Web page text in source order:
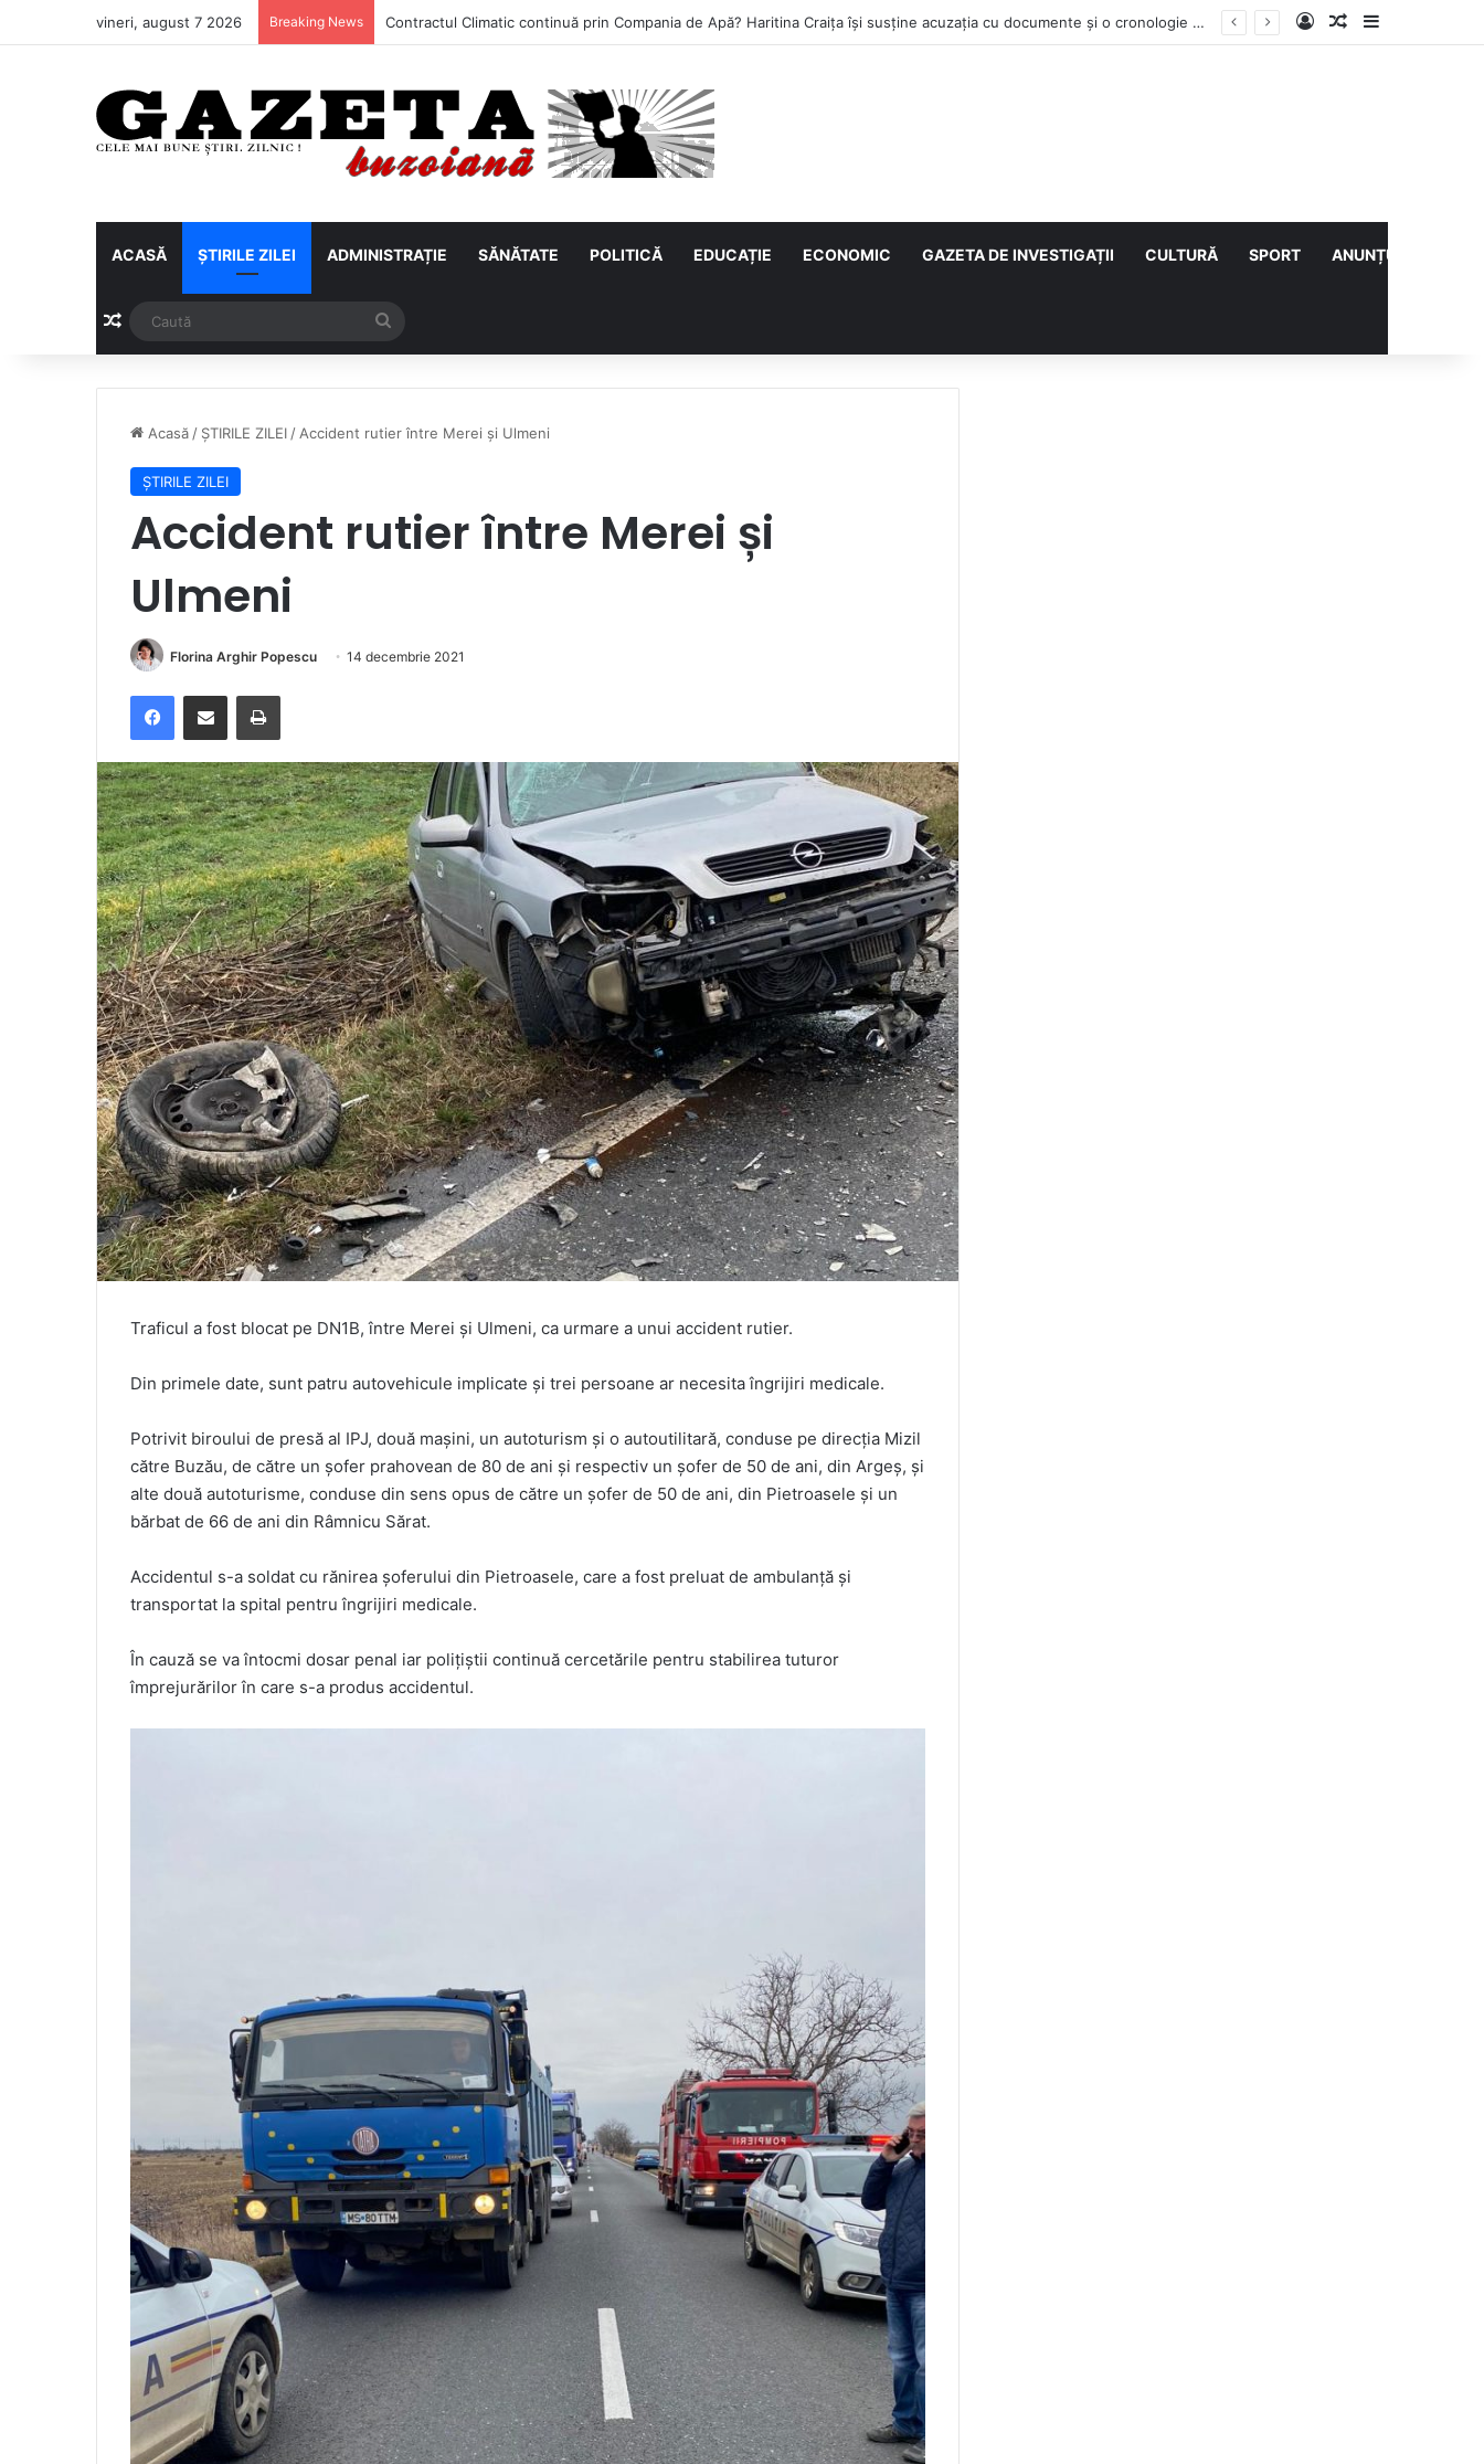
vineri, august 7 2026 Breaking News Vești bune din rezervațiile naturale ale Buzăului. Lacurile de la Boldu și Balta Albă și-au refăcut o bună parte din luciul de apă Log InArticol aleatoriu
Sidebar
ACASĂ ȘTIRILE ZILEI ADMINISTRAȚIE SĂNĂTATE POLITICĂ EDUCAȚIE ECONOMIC GAZETA DE INVESTIGAȚII CULTURĂ SPORT ANUNȚURI
Articol aleatoriu
Acasă / ȘTIRILE ZILEI / Accident rutier între Merei și Ulmeni
ȘTIRILE ZILEI
Accident rutier între Merei și
Ulmeni
Florina Arghir Popescu 14 decembrie 2021
FacebookDistribuie prin e-mail Imprimare
Traficul a fost blocat pe DN1B, între Merei și Ulmeni, ca urmare a unui accident rutier.
Din primele date, sunt patru autovehicule implicate și trei persoane ar necesita îngrijiri medicale.
Potrivit biroului de presă al IPJ, două mașini, un autoturism și o autoutilitară, conduse pe direcția Mizil
către Buzău, de către un șofer prahovean de 80 de ani și respectiv un șofer de 50 de ani, din Argeș, și
alte două autoturisme, conduse din sens opus de către un șofer de 50 de ani, din Pietroasele și un
bărbat de 66 de ani din Râmnicu Sărat.
Accidentul s-a soldat cu rănirea șoferului din Pietroasele, care a fost preluat de ambulanță și
transportat la spital pentru îngrijiri medicale.
În cauză se va întocmi dosar penal iar polițiștii continuă cercetările pentru stabilirea tuturor
împrejurărilor în care s-a produs accidentul.